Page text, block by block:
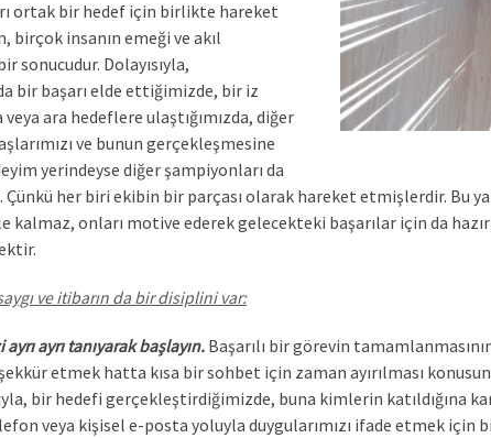
ortak bir hedef için birlikte hareket
birçok insanın emeği ve akıl
sonucudur. Dolayısıyla,
bir başarı elde ettiğimizde, bir iz
veya ara hedeflere ulaştığımızda, diğer
ve bunun gerçekleşmesine
yerindeyse diğer şampiyonları da
Çünkü her biri ekibin bir parçası olarak hareket etmişlerdir. Bu
kalmaz, onları motive ederek gelecekteki başarılar için da
ve itibarın da bir disiplini var:
ayrı tanıyarak başlayın. Başarılı bir görevin
etmek hatta kısa bir sohbet için zaman ayırılması
bir hedefi gerçekleştirdiğimizde, buna kimlerin katıldığına
veya kişisel e-posta yoluyla duygularımızı ifade etmek için